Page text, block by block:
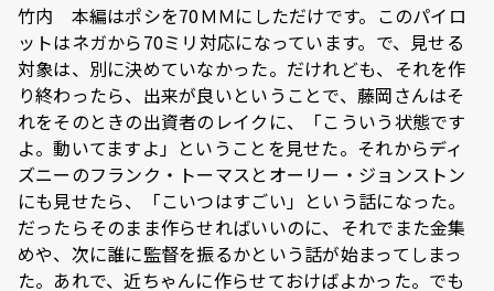
竹内 本編はポシを70ＭＭにしただけです。このパイロ
ットはネガから70ミリ対応になっています。で、見せる
対象は、別に決めていなかった。だけれども、それを作
り終わったら、出来が良いということで、藤岡さんはそ
れをそのときの出資者のレイクに、「こういう状態です
よ。動いてますよ」ということを見せた。それからディ
ズニーのフランク・トーマスとオーリー・ジョンストン
にも見せたら、「こいつはすごい」という話になった。
だったらそのまま作らせればいいのに、それでまた金集
めや、次に誰に監督を振るかという話が始まってしまっ
た。あれで、近ちゃんに作らせておけばよかった。でも